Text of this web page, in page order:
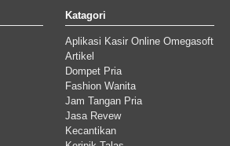
Katagori
Aplikasi Kasir Online Omegasoft
Artikel
Dompet Pria
Fashion Wanita
Jam Tangan Pria
Jasa Revew
Kecantikan